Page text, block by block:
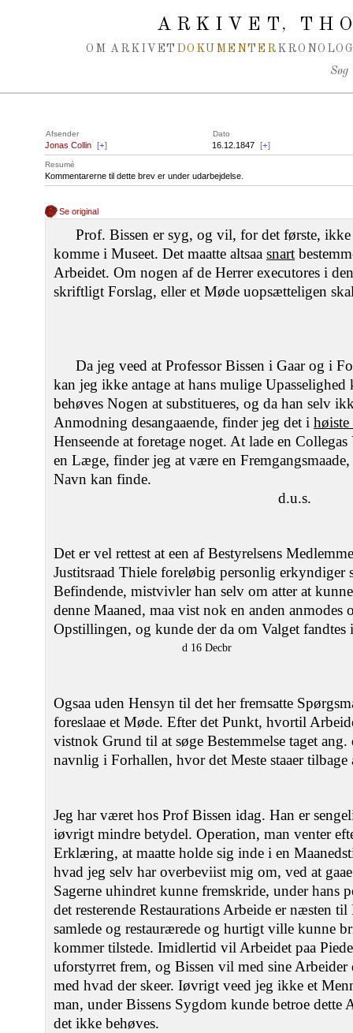
ARKIVET,
OM ARKIVET DOKUMENTER
Søg
Afsender Dato
Jonas Collin [+] 16.12.1847 [+]
Resumé
Kommentarerne til dette brev er under udarbejdelse.
Se original
Prof. Bissen er syg, og vil, for det første,
komme i Museet. Det maatte altsaa snart
Arbeidet. Om nogen af de Herrer executores i
skriftligt Forslag, eller et Møde uopsætteligen
Da jeg veed at Professor Bissen i Gaar og i
kan jeg ikke antage at hans mulige
behøves Nogen at substitueres, og da han selv
Anmodning desangaaende, finder jeg det i høiste
Henseende at foretage noget. At lade en
en Læge, finder jeg at være en
Navn kan finde.
d.u.s.
Det er vel rettest at een af Bestyrelsens
Justitsraad Thiele foreløbig personlig erkyndiger
Befindende, mistvivler han selv om atter at
denne Maaned, maa vist nok en anden anmodes
Opstillingen, og kunde der da om Valget
d 16 Decbr
Ogsaa uden Hensyn til det her fremsatte
foreslaae et Møde. Efter det Punkt, hvortil
vistnok Grund til at søge Bestemmelse taget ang.
navnlig i Forhallen, hvor det Meste staaer tilbage
Jeg har været hos Prof Bissen idag. Han er
iøvrigt mindre betydel. Operation, man venter
Erklæring, at maatte holde sig inde i en
hvad jeg selv har overbeviist mig om, ved at
Sagerne uhindret kunne fremskride, under hans
det resterende Restaurations Arbeide er næsten til
samlede og restaurærede og hurtigt ville kunne
kommer tilstede. Imidlertid vil Arbeidet paa
uforstyrret frem, og Bissen vil med sine Arbeider
med hvad der skeer. Iøvrigt veed jeg ikke et
man, under Bissens Sygdom kunde betroe dette
det ikke behøves.